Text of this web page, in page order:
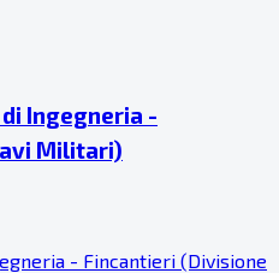
Ingegneria -
Militari)
- Fincantieri (Divisione